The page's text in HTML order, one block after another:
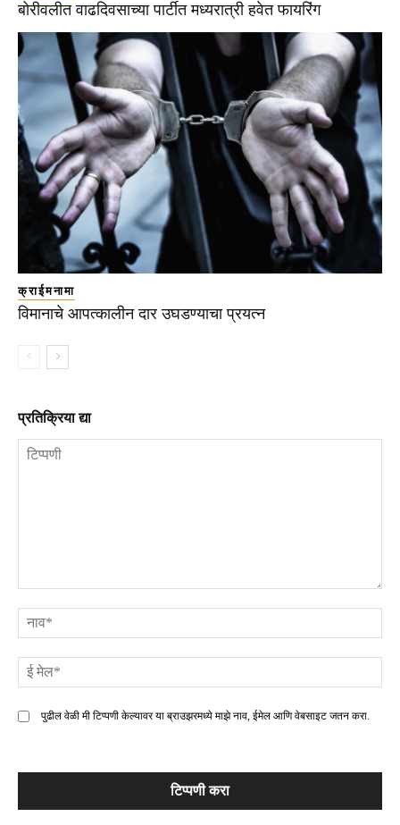
बोरीवलीत वाढदिवसाच्या पार्टीत मध्यरात्री हवेत फायरिंग
क्राईमनामा
विमानाचे आपत्कालीन दार उघडण्याचा प्रयत्न
प्रतिक्रिया द्या
पुढील वेळी मी टिप्पणी केल्यावर या ब्राउझरमध्ये माझे नाव, ईमेल आणि वेबसाइट जतन करा.